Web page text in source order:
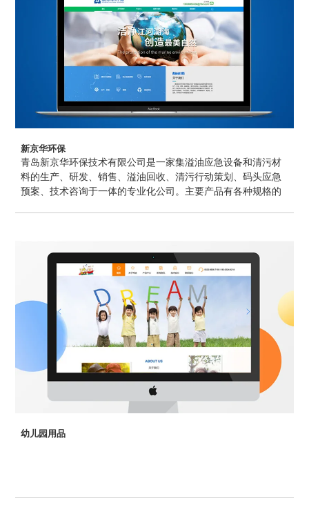
美国ASME和德国DIN块规标准，引领国内高精度量块先进水
新京华环保
青岛新京华环保技术有限公司是一家集溢油应急设备和清污材
料的生产、研发、销售、溢油回收、清污行动策划、码头应急
预案、技术咨询于一体的专业化公司。主要产品有各种规格的
幼儿园用品